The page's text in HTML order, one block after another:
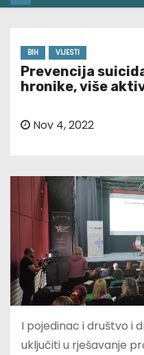
BIH VIJESTI
Prevencija
hronike, više
Nov 4, 2022
I pojedinac i društvo i
uključiti u rješavanje